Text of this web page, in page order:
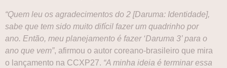
“Quem leu os agradecimentos do 2 [Daruma: Identidade],
sabe que tem sido muito difícil fazer um quadrinho por
ano. Então, meu planejamento é fazer ‘Daruma 3’ para o
ano que vem”, afirmou o autor coreano-brasileiro que mira
o lançamento na CCXP27. “A minha ideia é terminar essa